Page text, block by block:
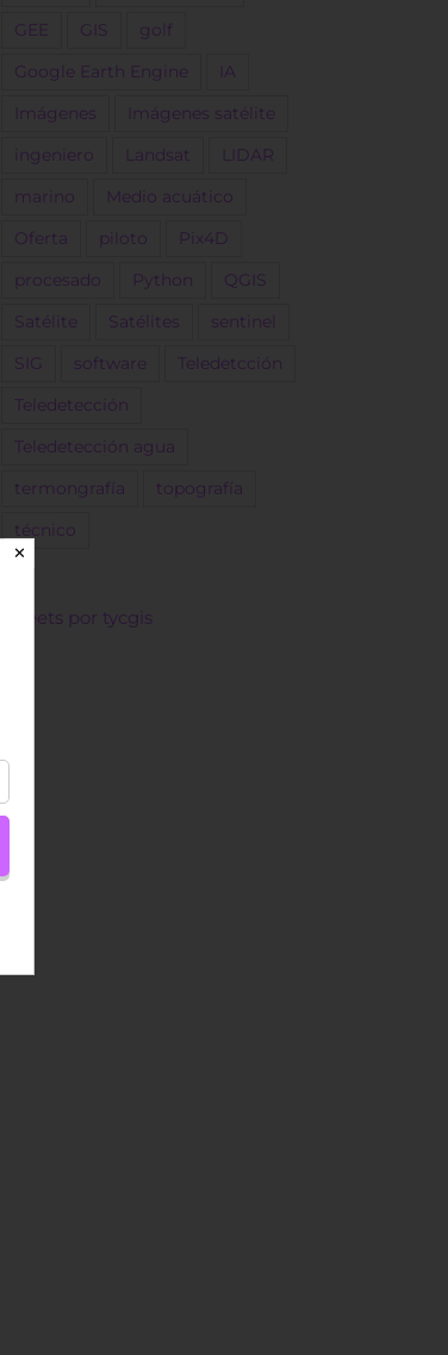
GEE GIS golf
Google Earth Engine IA
Imágenes Imágenes satélite
ingeniero Landsat LIDAR
marino Medio acuático
Oferta piloto Pix4D
procesado Python QGIS
Satélite Satélites sentinel
SIG software Teledetcción
Teledetección
Teledetección agua
termongrafía topografía
técnico
Tweets por tycgis
✕